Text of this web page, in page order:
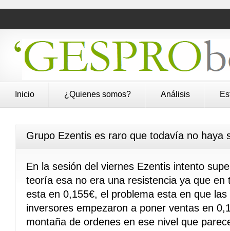
Inicio ¿Quienes somos? Análisis
Grupo Ezentis es raro que todavía no haya
En la sesión del viernes Ezentis intento
teoría esa no era una resistencia ya que en
esta en 0,155€, el problema esta en que
inversores empezaron a poner ventas en
montaña de ordenes en ese nivel que